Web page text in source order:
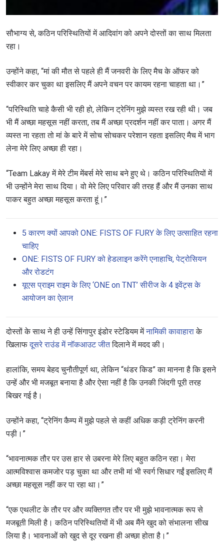
सौभाग्य से, कठिन परिस्थितियों में आदिवांग को अपने दोस्तों का साथ मिलता
रहा।
उन्होंने कहा, “मां की मौत से पहले ही मैं जनवरी के लिए मैच के ऑफर को
स्वीकार कर चुका था इसलिए मैं अपने वचन पर कायम रहना चाहता था।”
“परिस्थिति चाहे कैसी भी रही हो, लेकिन ट्रेनिंग मुझे व्यस्त रख रही थी। जब
भी मैं अच्छा महसूस नहीं करता, तब मैं अच्छा प्रदर्शन नहीं कर पाता। अगर मैं
व्यस्त ना रहता तो मां के बारे में सोच सोचकर परेशान रहता इसलिए मैच में भाग
लेना मेरे लिए अच्छा ही रहा।
“Team Lakay में मेरे टीम मेंबर्स मेरे साथ बने हुए थे। कठिन परिस्थितियों में
भी उन्होंने मेरा साथ दिया। वो मेरे लिए परिवार की तरह हैं और मैं उनका साथ
पाकर बहुत अच्छा महसूस करता हूं।”
5 कारण क्यों आपको ONE: FISTS OF FURY के लिए उत्साहित रहना
चाहिए
ONE: FISTS OF FURY को हेडलाइन करेंगे एनाहाचि, पेट्रोसियन
और रोडटंग
यूएस प्राइम राइम के लिए ‘ONE on TNT’ सीरीज के 4 इवेंट्स के
आयोजन का ऐलान
दोस्तों के साथ ने ही उन्हें सिंगापुर इंडोर स्टेडियम मेंनामिकी कावाहाराके
खिलाफदूसरे राउंड में नॉकआउट जीतदिलाने में मदद की।
हालांकि, समय बेहद चुनौतीपूर्ण था, लेकिन “थंडर किड” का मानना है कि इसने
उन्हें और भी मजबूत बनाया है और ऐसा नहीं है कि उनकी जिंदगी पूरी तरह
बिखर गई है।
उन्होंने कहा, “ट्रेनिंग कैम्प में मुझे पहले से कहीं अधिक कड़ी ट्रेनिंग करनी
पड़ी।”
“भावनात्मक तौर पर उस हार से उबरना मेरे लिए बहुत कठिन रहा। मेरा
आत्मविश्वास कमजोर पड़ चुका था और तभी मां भी स्वर्ग सिधार गईं इसलिए मैं
अच्छा महसूस नहीं कर पा रहा था।”
“एक एथलीट के तौर पर और व्यक्तिगत तौर पर भी मुझे भावनात्मक रूप से
मजबूती मिली है। कठिन परिस्थितियों में भी अब मैंने खुद को संभालना सीख
लिया है। भावनाओं को खुद से दूर रखना ही अच्छा होता है।”